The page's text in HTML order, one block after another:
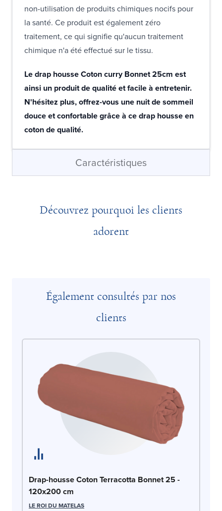
non-utilisation de produits chimiques nocifs pour
la santé. Ce produit est également zéro
traitement, ce qui signifie qu'aucun traitement
chimique n'a été effectué sur le tissu.
Le drap housse Coton curry Bonnet 25cm est
ainsi un produit de qualité et facile à entretenir.
N'hésitez plus, offrez-vous une nuit de sommeil
douce et confortable grâce à ce drap housse en
coton de qualité.
Caractéristiques
Découvrez pourquoi les clients
adorent
Également consultés par nos
clients
Drap-housse Coton Terracotta Bonnet 25 -
120x200 cm
LE ROI DU MATELAS